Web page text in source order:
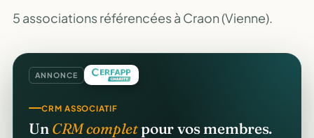
5 associations référencées à Craon (Vienne).
ANNONCE
CRM ASSOCIATIF
Un CRM completpour vos membres.